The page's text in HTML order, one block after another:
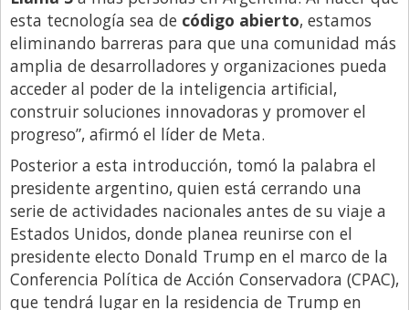
Medios
Millonarios
Minuto Lanzamiento
Negocios
Opinion
País
Política
Publicidad y Marketing
Real Estate y Propiedades
Responsabilidad Social
esta tecnología sea de código abierto, estamos
eliminando barreras para que una comunidad más
amplia de desarrolladores y organizaciones pueda
acceder al poder de la inteligencia artificial,
construir soluciones innovadoras y promover el
progreso”, afirmó el líder de Meta.
Posterior a esta introducción, tomó la palabra el
presidente argentino, quien está cerrando una
serie de actividades nacionales antes de su viaje a
Estados Unidos, donde planea reunirse con el
presidente electo Donald Trump en el marco de la
Conferencia Política de Acción Conservadora (CPAC),
que tendrá lugar en la residencia de Trump en